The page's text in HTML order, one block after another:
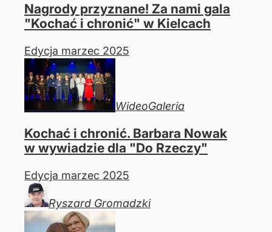
Nagrody przyznane! Za nami gala
"Kochać i chronić" w Kielcach
Edycja marzec 2025
WideoGaleria
Kochać i chronić. Barbara Nowak
w wywiadzie dla "Do Rzeczy"
Edycja marzec 2025
Ryszard Gromadzki